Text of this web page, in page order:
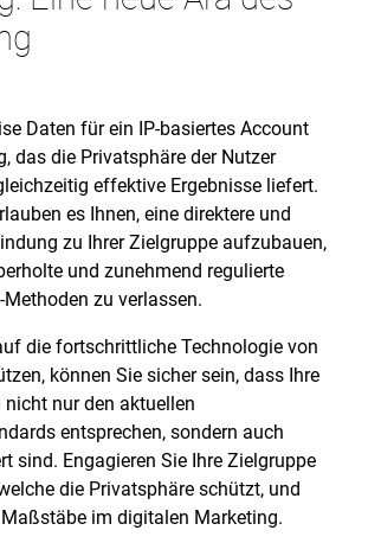
Daten für ein IP-basiertes Account
das die Privatsphäre der Nutzer
effektive Ergebnisse liefert.
es Ihnen, eine direktere und
zu Ihrer Zielgruppe aufzubauen,
und zunehmend regulierte
Methoden zu verlassen.
die fortschrittliche Technologie von
können Sie sicher sein, dass Ihre
nicht nur den aktuellen
entsprechen, sondern auch
sind. Engagieren Sie Ihre Zielgruppe
die Privatsphäre schützt, und
im digitalen Marketing.